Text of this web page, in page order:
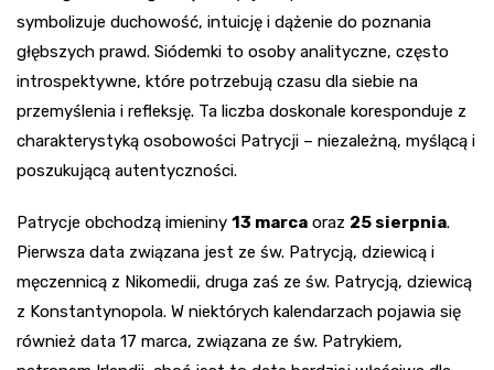
symbolizuje duchowość, intuicję i dążenie do poznania
głębszych prawd. Siódemki to osoby analityczne, często
introspektywne, które potrzebują czasu dla siebie na
przemyślenia i refleksję. Ta liczba doskonale koresponduje z
charakterystyką osobowości Patrycji – niezależną, myślącą i
poszukującą autentyczności.
Patrycje obchodzą imieniny 13 marca oraz 25 sierpnia.
Pierwsza data związana jest ze św. Patrycją, dziewicą i
męczennicą z Nikomedii, druga zaś ze św. Patrycją, dziewicą
z Konstantynopola. W niektórych kalendarzach pojawia się
również data 17 marca, związana ze św. Patrykiem,